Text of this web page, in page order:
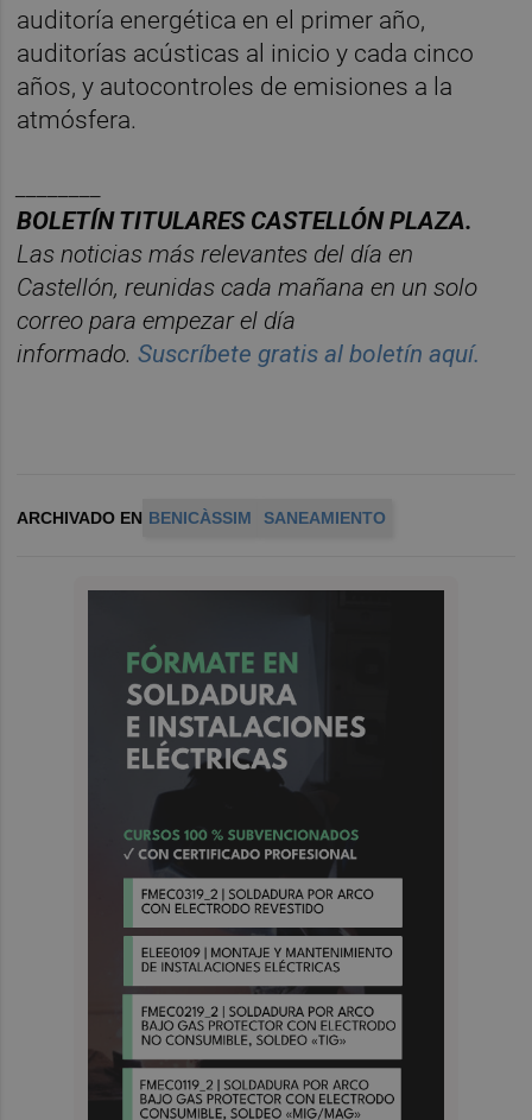
auditoría energética en el primer año,
auditorías acústicas al inicio y cada cinco
años, y autocontroles de emisiones a la
atmósfera.
BOLETÍN TITULARES CASTELLÓN PLAZA.
Las noticias más relevantes del día en
Castellón, reunidas cada mañana en un solo
correo para empezar el día
informado. Suscríbete gratis al boletín aquí.
ARCHIVADO EN BENICÀSSIM SANEAMIENTO